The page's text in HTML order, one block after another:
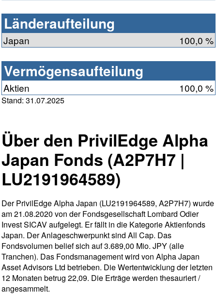
Länderaufteilung
Japan 100,0 %
Vermögensaufteilung
Aktien 100,0 %
Stand: 31.07.2025
Über den PrivilEdge Alpha
Japan Fonds (A2P7H7 |
LU2191964589)
Der PrivilEdge Alpha Japan (LU2191964589, A2P7H7) wurde
am 21.08.2020 von der Fondsgesellschaft Lombard Odier
Invest SICAV aufgelegt. Er fällt in die Kategorie Aktienfonds
Japan. Der Anlageschwerpunkt sind All Cap. Das
Fondsvolumen belief sich auf 3.689,00 Mio. JPY (alle
Tranchen). Das Fondsmanagement wird von Alpha Japan
Asset Advisors Ltd betrieben. Die Wertentwicklung der letzten
12 Monaten betrug 22,09. Die Erträge werden thesauriert /
angesammelt.